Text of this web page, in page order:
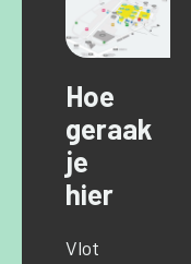
Hoe
geraak
je
hier
Vlot